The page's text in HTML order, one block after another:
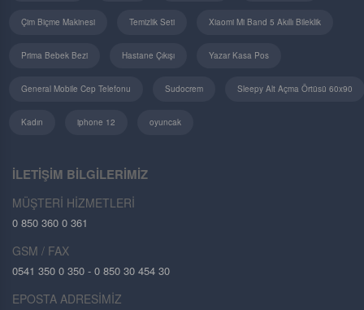
Çim Biçme Makinesi Temizlik Seti Xiaomi Mi Band 5 Akıllı Bileklik
Prima Bebek Bezi Hastane Çıkışı Yazar Kasa Pos
General Mobile Cep Telefonu Sudocrem Sleepy Alt Açma Örtüsü 60x90
Kadın iphone 12 oyuncak
İLETİŞİM BİLGİLERİMİZ
MÜŞTERİ HİZMETLERİ
0 850 360 0 361
GSM / FAX
0541 350 0 350 - 0 850 30 454 30
EPOSTA ADRESİMİZ